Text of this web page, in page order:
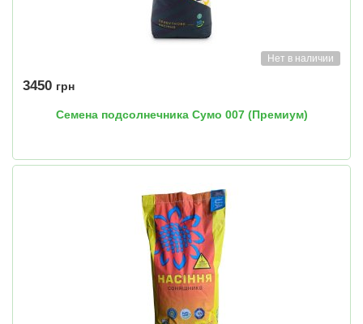
Нет в наличии
3450 грн
Семена подсолнечника Сумо 007 (Премиум)